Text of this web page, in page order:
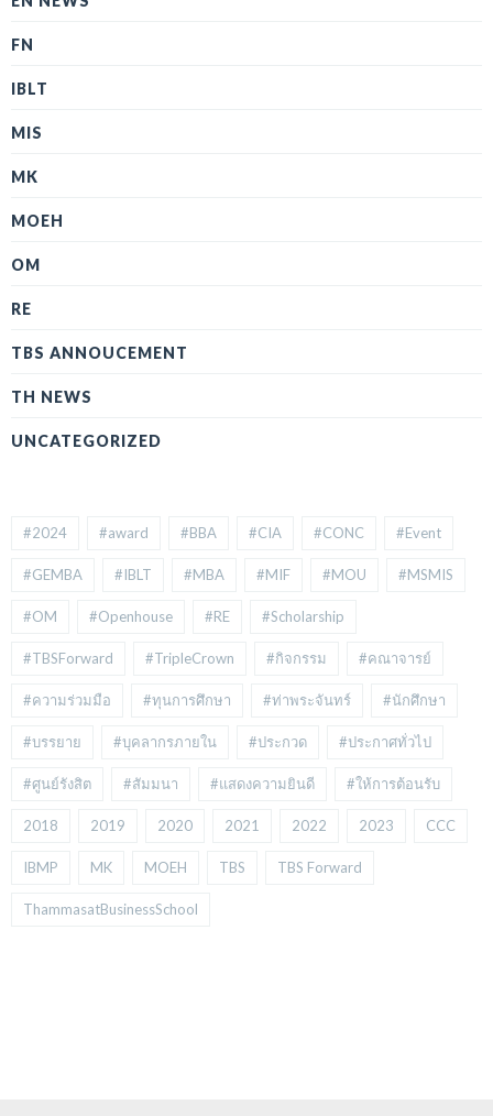
FN
IBLT
MIS
MK
MOEH
OM
RE
TBS ANNOUCEMENT
TH NEWS
UNCATEGORIZED
#2024 #award #BBA #CIA #CONC #Event
#GEMBA #IBLT #MBA #MIF #MOU #MSMIS
#OM #Openhouse #RE #Scholarship
#TBSForward #TripleCrown #กิจกรรม #คณาจารย์
#ความร่วมมือ #ทุนการศึกษา #ท่าพระจันทร์ #นักศึกษา
#บรรยาย #บุคลากรภายใน #ประกวด #ประกาศทั่วไป
#ศูนย์รังสิต #สัมมนา #แสดงความยินดี #ให้การต้อนรับ
2018 2019 2020 2021 2022 2023 CCC
IBMP MK MOEH TBS TBS Forward
ThammasatBusinessSchool